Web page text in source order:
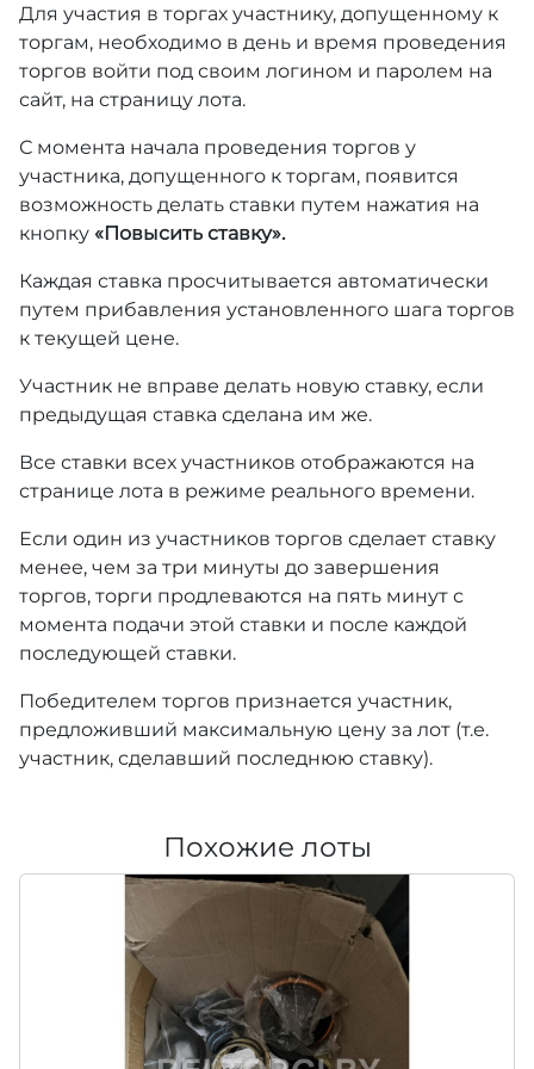
Для участия в торгах участнику, допущенному к
торгам, необходимо в день и время проведения
торгов войти под своим логином и паролем на
сайт, на страницу лота.
С момента начала проведения торгов у
участника, допущенного к торгам, появится
возможность делать ставки путем нажатия на
кнопку «Повысить ставку».
Каждая ставка просчитывается автоматически
путем прибавления установленного шага торгов
к текущей цене.
Участник не вправе делать новую ставку, если
предыдущая ставка сделана им же.
Все ставки всех участников отображаются на
странице лота в режиме реального времени.
Если один из участников торгов сделает ставку
менее, чем за три минуты до завершения
торгов, торги продлеваются на пять минут с
момента подачи этой ставки и после каждой
последующей ставки.
Победителем торгов признается участник,
предложивший максимальную цену за лот (т.е.
участник, сделавший последнюю ставку).
Похожие лоты